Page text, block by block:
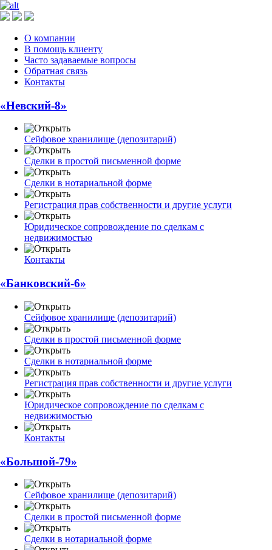
О компании
В помощь клиенту
Часто задаваемые вопросы
Обратная связь
Контакты
«Невский-8»
Сейфовое хранилище (депозитарий)
Сделки в простой письменной форме
Сделки в нотариальной форме
Регистрация прав собственности и другие услуги
Юридическое сопровождение по сделкам с
недвижимостью
Контакты
«Банковский-6»
Сейфовое хранилище (депозитарий)
Сделки в простой письменной форме
Сделки в нотариальной форме
Регистрация прав собственности и другие услуги
Юридическое сопровождение по сделкам с
недвижимостью
Контакты
«Большой-79»
Сейфовое хранилище (депозитарий)
Сделки в простой письменной форме
Сделки в нотариальной форме